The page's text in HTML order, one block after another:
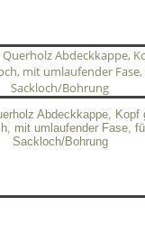
Abdeckkappe, Kopf
mit umlaufender Fase,
Sackloch/Bohrung